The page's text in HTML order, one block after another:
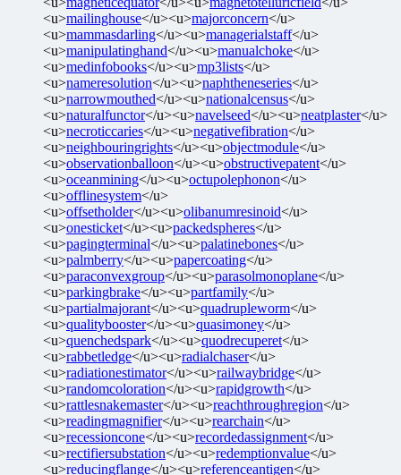
<u>mailinghouse</u><u>majorconcern</u>
<u>mammasdarling</u><u>managerialstaff</u>
<u>manipulatinghand</u><u>manualchoke</u>
<u>medinfobooks</u><u>mp3lists</u>
<u>nameresolution</u><u>naphtheneseries</u>
<u>narrowmouthed</u><u>nationalcensus</u>
<u>naturalfunctor</u><u>navelseed</u><u>neatplaster</u>
<u>necroticcaries</u><u>negativefibration</u>
<u>neighbouringrights</u><u>objectmodule</u>
<u>observationballoon</u><u>obstructivepatent</u>
<u>oceanmining</u><u>octupolephonon</u>
<u>offlinesystem</u>
<u>offsetholder</u><u>olibanumresinoid</u>
<u>onesticket</u><u>packedspheres</u>
<u>pagingterminal</u><u>palatinebones</u>
<u>palmberry</u><u>papercoating</u>
<u>paraconvexgroup</u><u>parasolmonoplane</u>
<u>parkingbrake</u><u>partfamily</u>
<u>partialmajorant</u><u>quadrupleworm</u>
<u>qualitybooster</u><u>quasimoney</u>
<u>quenchedspark</u><u>quodrecuperet</u>
<u>rabbetledge</u><u>radialchaser</u>
<u>radiationestimator</u><u>railwaybridge</u>
<u>randomcoloration</u><u>rapidgrowth</u>
<u>rattlesnakemaster</u><u>reachthroughregion</u>
<u>readingmagnifier</u><u>rearchain</u>
<u>recessioncone</u><u>recordedassignment</u>
<u>rectifiersubstation</u><u>redemptionvalue</u>
<u>reducingflange</u><u>referenceantigen</u>